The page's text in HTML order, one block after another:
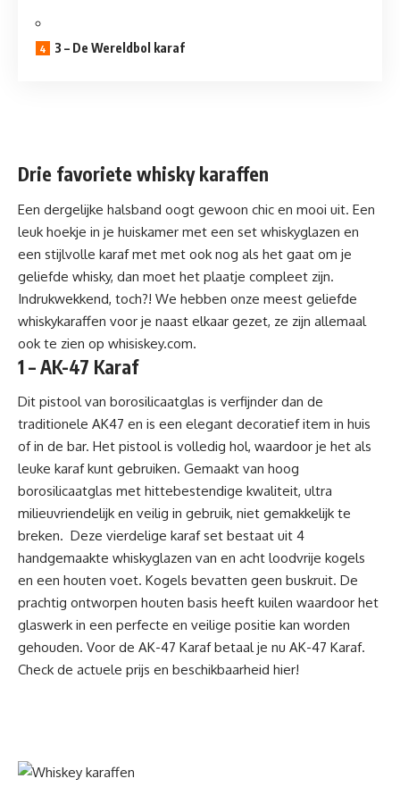
3 – De Wereldbol karaf
Drie favoriete whisky karaffen
Een dergelijke halsband oogt gewoon chic en mooi uit. Een
leuk hoekje in je huiskamer met een set whiskyglazen en
een stijlvolle karafmet met ook nog als het gaat om je
geliefde whisky, dan moet het plaatje compleet zijn.
Indrukwekkend, toch?! We hebben onze meest geliefde
whiskykaraffen voor je naast elkaar gezet, ze zijn allemaal
ook te zien op whisiskey.com.
1 – AK-47 Karaf
Dit pistool van borosilicaatglas is verfijnder dan de
traditionele AK47 en is een elegant decoratief item in huis
of in de bar. Het pistool is volledig hol, waardoor je het als
leuke karaf kunt gebruiken. Gemaakt van hoog
borosilicaatglas met hittebestendige kwaliteit, ultra
milieuvriendelijk en veilig in gebruik, niet gemakkelijk te
breken. Deze vierdelige karaf set bestaat uit 4
handgemaakte whiskyglazen van en acht loodvrije kogels
en een houten voet. Kogels bevatten geen buskruit. De
prachtig ontworpen houten basis heeft kuilen waardoor het
glaswerk in een perfecte en veilige positie kan worden
gehouden. Voor de AK-47 Karaf betaal je nu AK-47 Karaf.
Check de actuele prijs en beschikbaarheid hier!